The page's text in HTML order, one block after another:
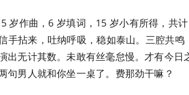
岁作曲，6 岁填词，15 岁小有所得，共
手拈来，吐纳呼吸，稳如泰山。三腔共
出无计其数。未敢有丝毫怠慢。才有今日
句男人就和你坐一桌了。费那劲干嘛？